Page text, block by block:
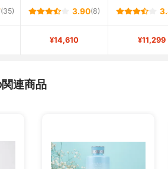
(35) 3.90(8)
¥14,610 ¥11,299
連商品